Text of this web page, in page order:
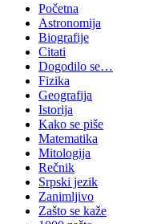
Početna
Astronomija
Biografije
Citati
Dogodilo se…
Fizika
Geografija
Istorija
Kako se piše
Matematika
Mitologija
Rečnik
Srpski jezik
Zanimljivo
Zašto se kaže